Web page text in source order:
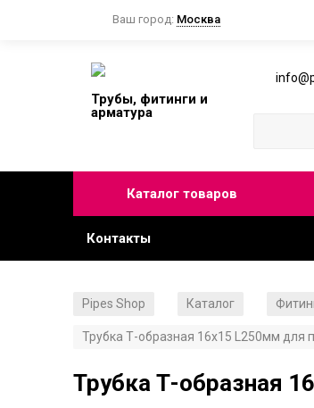
Ваш город: Москва
Трубы, фитинги и
арматура
Каталог товаров
Контакты
Pipes Shop Каталог
Трубка Т-образная 16х15 L250мм для
Трубка Т-образная